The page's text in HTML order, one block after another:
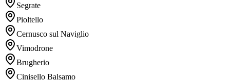
Segrate
Pioltello
Cernusco sul Naviglio
Vimodrone
Brugherio
Cinisello Balsamo